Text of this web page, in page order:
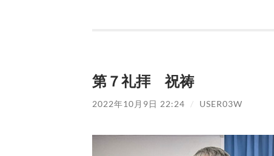
第７礼拝 祝祷
2022年10月9日 22:24 / USER03W